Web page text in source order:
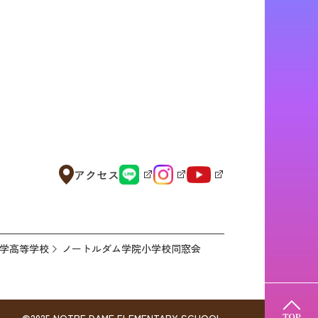
アクセス
高等学校 ノートルダム学院小学校同窓会